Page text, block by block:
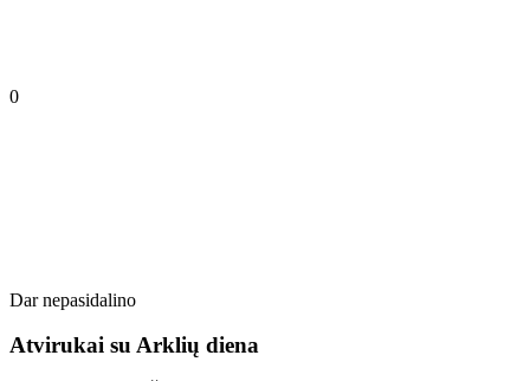
0
Dar nepasidalino
Atvirukai su Arklių diena